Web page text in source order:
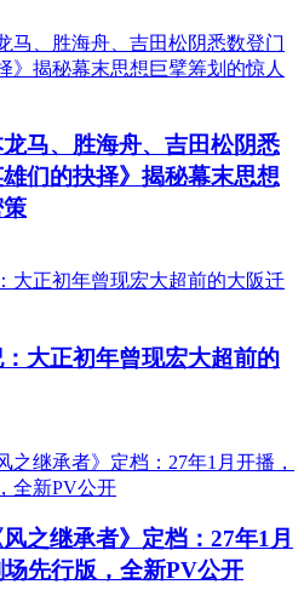
龙马、胜海舟、吉田松阴悉
们的抉择》揭秘幕末思想
大正初年曾现宏大超前的
之继承者》定档：27年1月
先行版，全新PV公开